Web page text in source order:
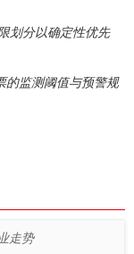
划分以确定性优先
的监测阈值与预警规
走势